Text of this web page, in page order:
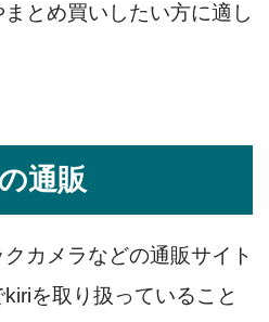
とめ買いしたい方に適し
通販
カメラなどの通販サイト
を取り扱っていること